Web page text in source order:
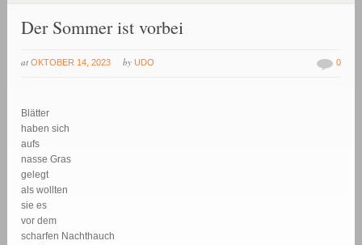
Der Sommer ist vorbei
at OKTOBER 14, 2023 by UDO 0
Blätter
haben sich
aufs
nasse Gras
gelegt
als wollten
sie es
vor dem
scharfen Nachthauch